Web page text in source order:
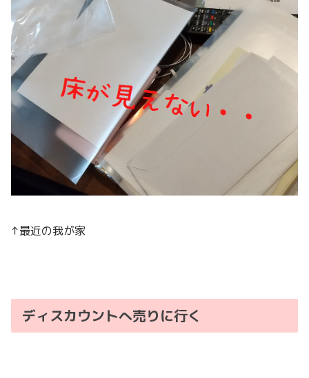
↑最近の我が家
ディスカウントへ売りに行く